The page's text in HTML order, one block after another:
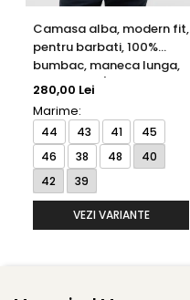
Camasa alba, modern fit,
pentru barbati, 100%
bumbac, maneca lunga,
model 1100/00 X18K
280,00 Lei
Marime:
44 43 41
45
46
38 48
40
42
39
VEZI VARIANTE